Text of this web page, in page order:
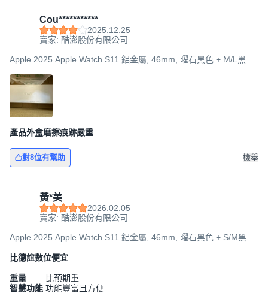
Cou***********
2025.12.25
賣家: 酷澎股份有限公司
Apple 2025 Apple Watch S11 鋁金屬, 46mm, 曜石黑色 + M/L黑色
產品外盒磨擦痕跡嚴重
對8位有幫助 檢舉
黃*美
2026.02.05
賣家: 酷澎股份有限公司
Apple 2025 Apple Watch S11 鋁金屬, 46mm, 曜石黑色 + S/M黑色
比德誼數位便宜
重量
比預期重
智慧功能 功能豐富且方便